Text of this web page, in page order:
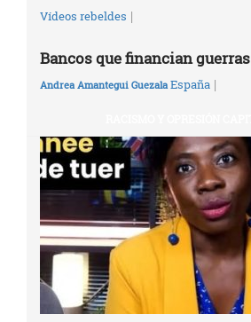
Vídeos rebeldes |
Bancos que financian guerras
Andrea Amantegui Guezala España |